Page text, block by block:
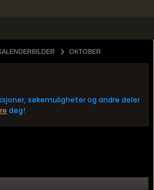
OKTOBER
søkemuligheter og andre deler
deg!